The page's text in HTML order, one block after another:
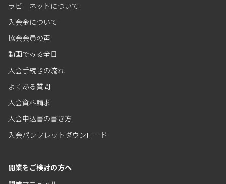
ラビーネットについて
入会金について
協会会員の声
動画でみる全日
入会手続きの流れ
よくある質問
入会資料請求
入会申込書の書き方
入会パンフレットダウンロード
開業をご検討の方へ